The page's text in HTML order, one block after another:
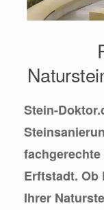
Stein-
Erftstadt. Ob
Ihrer